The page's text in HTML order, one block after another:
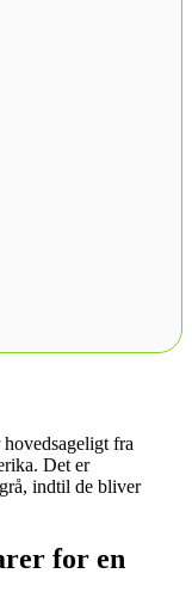
fra
Det er
indtil de bliver
for en